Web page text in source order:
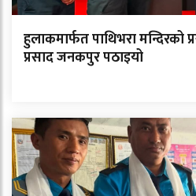
हुलाकमार्फत पाथिभरा मन्दिरको
प्रसाद जनकपुर पठाइयो